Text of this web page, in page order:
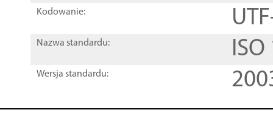
Kodowanie:
Nazwa standardu:
Wersja standardu: